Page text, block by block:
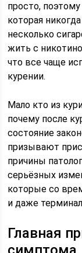
просто,
которая
несколько
жить с
что все чаще
курении.
Мало кто из
почему после
состояние
призывают
причины
серьёзных
которые со
и даже
Главная